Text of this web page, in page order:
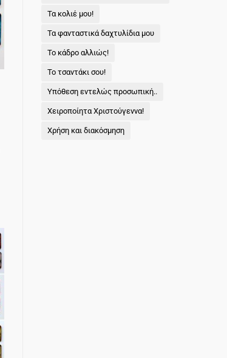
Τα κολιέ μου!
Τα φανταστικά δαχτυλίδια μου
Το κάδρο αλλιώς!
Το τσαντάκι σου!
Υπόθεση εντελώς προσωπική..
Χειροποίητα Χριστούγεννα!
Χρήση και διακόσμηση